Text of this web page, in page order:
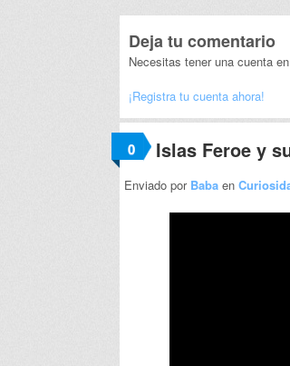
Deja tu comentario
Necesitas tener una cuenta
¡Registra tu cuenta ahora!
0 Islas Feroe y
Enviado por Baba en